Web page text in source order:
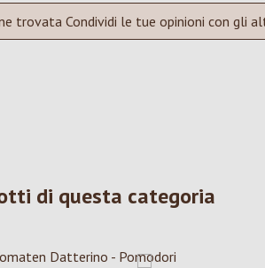
trovata Condividi le tue opinioni con gli
di questa categoria